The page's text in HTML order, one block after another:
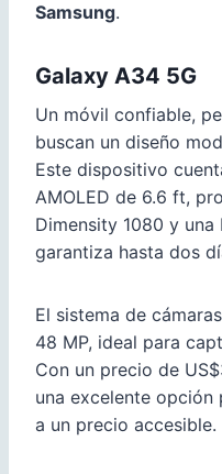
Samsung.
Galaxy A34 5G
Un móvil confiable,
buscan un diseño
Este dispositivo
AMOLED de 6.6 ft,
Dimensity 1080 y
garantiza hasta dos
El sistema de
48 MP, ideal para
Con un precio de
una excelente opción
a un precio accesible.